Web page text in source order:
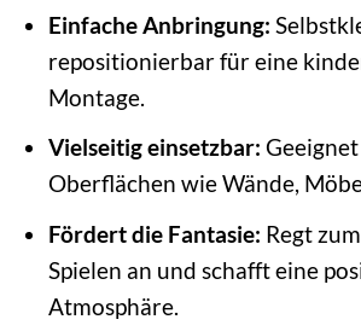
Einfache Anbringung:
repositionierbar für eine
Montage.
Vielseitig einsetzbar:
Oberflächen wie Wände,
Fördert die Fantasie: Regt
Spielen an und schafft eine
Atmosphäre.